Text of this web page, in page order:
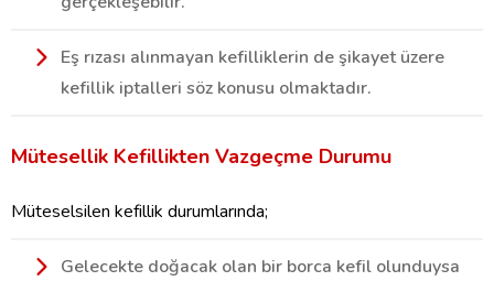
Eş rızası alınmayan kefilliklerin de şikayet üzere
kefillik iptalleri söz konusu olmaktadır.
Mütesellik Kefillikten Vazgeçme Durumu
Müteselsilen kefillik durumlarında;
Gelecekte doğacak olan bir borca kefil olunduysa